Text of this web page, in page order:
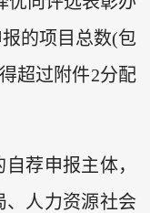
的项目总数(包
超过附件2分配
荐申报主体，
、人力资源社会